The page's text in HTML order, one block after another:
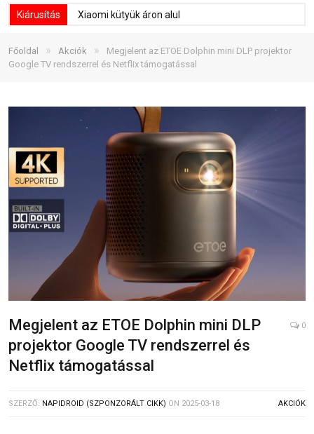
Kiárusítás Xiaomi kütyük áron alul
Főoldal » Akciók »
Megjelent az ETOE Dolphin mini DLP projektor
Google TV rendszerrel és Netflix támogatással
Megjelent az ETOE Dolphin mini DLP
projektor Google TV rendszerrel és
Netflix támogatással
0
SZERZŐ: NAPIDROID (SZPONZORÁLT CIKK) ON 2025-03-18 AKCIÓK